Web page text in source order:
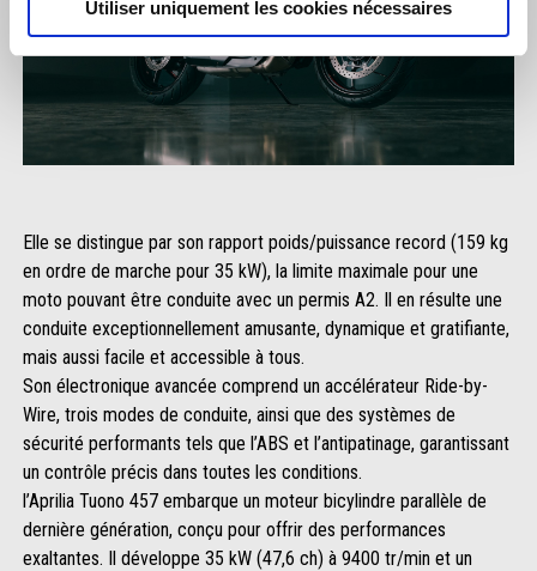
Utiliser uniquement les cookies nécessaires
Elle se distingue par son rapport poids/puissance record (159 kg
en ordre de marche pour 35 kW), la limite maximale pour une
moto pouvant être conduite avec un permis A2. Il en résulte une
conduite exceptionnellement amusante, dynamique et gratifiante,
mais aussi facile et accessible à tous.
Son électronique avancée comprend un accélérateur Ride-by-
Wire, trois modes de conduite, ainsi que des systèmes de
sécurité performants tels que l’ABS et l’antipatinage, garantissant
un contrôle précis dans toutes les conditions.
l’Aprilia Tuono 457 embarque un moteur bicylindre parallèle de
dernière génération, conçu pour offrir des performances
exaltantes. Il développe 35 kW (47,6 ch) à 9400 tr/min et un